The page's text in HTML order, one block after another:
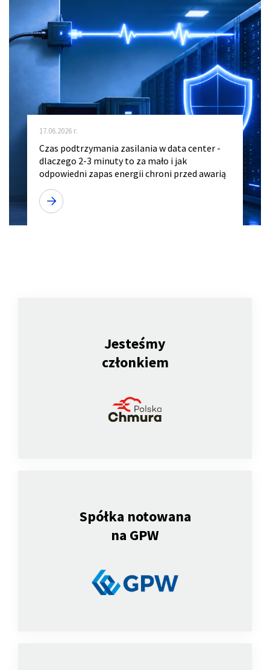
17.06.2026 r.
Czas podtrzymania zasilania w data center -
dlaczego 2-3 minuty to za mało i jak
odpowiedni zapas energii chroni przed awarią
Jesteśmy
członkiem
Spółka notowana
na GPW